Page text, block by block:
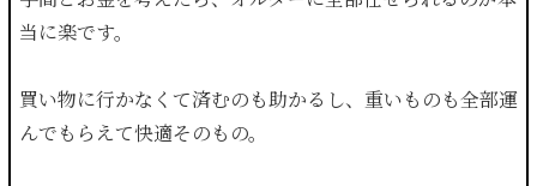
当に楽です。
買い物に行かなくて済むのも助かるし、重いものも全部運
んでもらえて快適そのもの。